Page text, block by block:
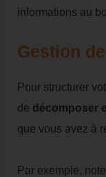
informations au
Gestion
Pour structurer
de décomposer
que vous avez à
Par exemple,